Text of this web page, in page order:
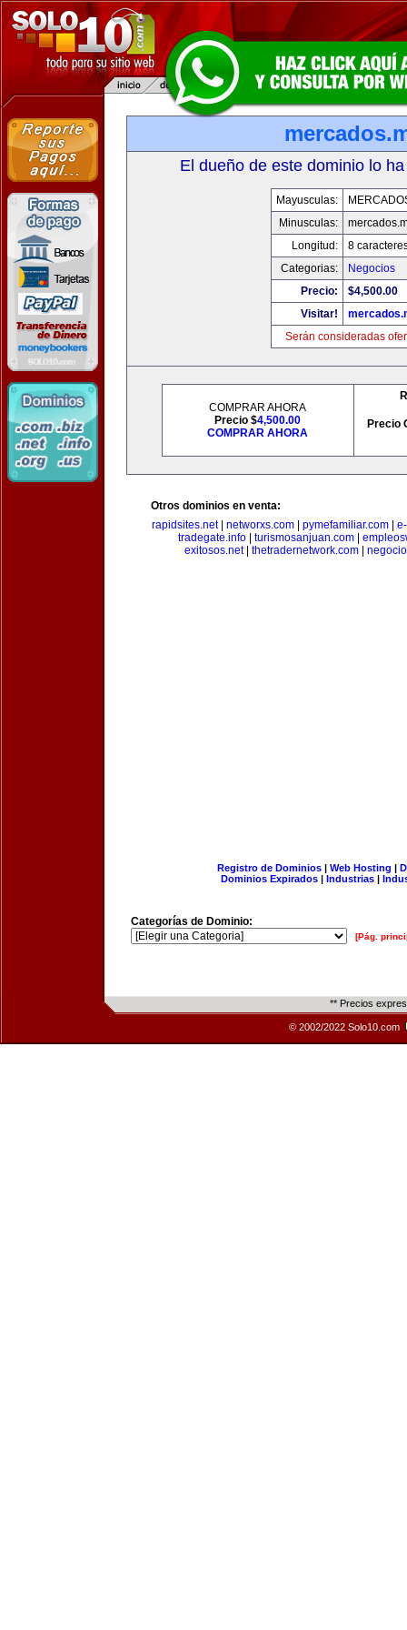
El dueño de este dominio lo
Mayusculas:
Minusculas:
Longitud:
8
Categorias:
Negocios
Precio:
$4,500.00
Visitar!
Serán consideradas
COMPRAR AHORA
Precio $4,500.00
COMPRAR AHORA
Precio
Otros dominios en venta:
rapidsites.net| networxs.com| pymefamiliar.com|
tradegate.info| turismosanjuan.com|
exitosos.net| thetradernetwork.com|
Registro de Dominios| Web Hosting |
Dominios Expirados | Industrias |
Categorías de Dominio:
[Pág.
** Precios
© 2002/2022 Solo10.com